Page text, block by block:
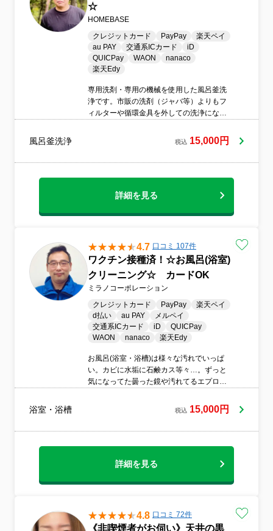
☆
HOMEBASE
クレジットカード
PayPay
楽天ペイ
au PAY
交通系ICカード
iD
QUICPay
WAON
nanaco
楽天Edy
専用洗剤・専用の機械を使用した風呂釜洗
浄です。市販の洗剤（ジャバ等）よりもフ
ィルターや循環金具を外しての洗浄になり
家族が多い方、家族の入浴時間帯がまちま
ちな方、数日浴槽のお湯を買えない方など
ださい。
風呂釜洗浄 税込 15,000円
詳細を見る
4.7 口コミ 107件
ワクチン接種済！☆お風呂(浴室)
クリーニング☆ カードOK
ミラノコーポレーション
クレジットカード
PayPay
楽天ペイ
d払い
au PAY
メルペイ
交通系ICカード
iD
QUICPay
WAON
nanaco 楽天Edy
お風呂(浴室・浴槽)は様々な汚れでいっぱ
い。カビに水垢に石鹸カス等々…。ずっと
気になってた曇った鏡や汚れてるエプロン
せください！プロの仕事でピカピカにいた
浴室・浴槽 税込 15,000円
詳細を見る
4.8 口コミ 72件
《非喫煙者がお伺い》天井の黒